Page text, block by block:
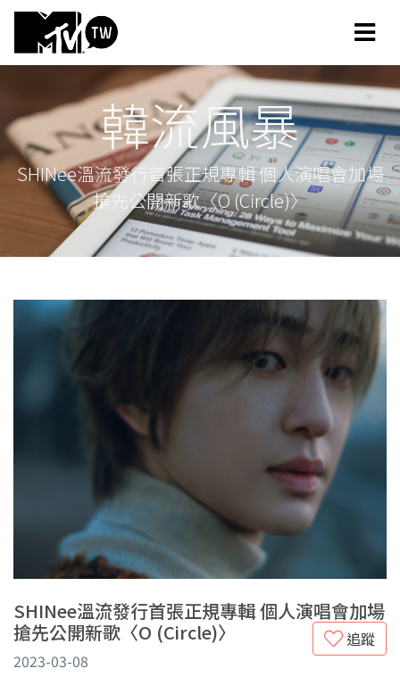
韓流風暴
SHINee溫流發行首張正規專輯 個人演唱會加場
搶先公開新歌〈O (Circle)〉
SHINee溫流發行首張正規專輯 個人演唱會加場
搶先公開新歌〈O (Circle)〉
追蹤
2023-03-08